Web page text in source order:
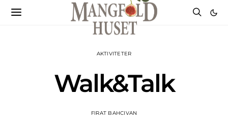
AKTIVITETER
Walk&Talk
FIRAT BAHCIVAN